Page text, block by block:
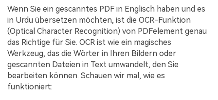
Wenn Sie ein gescanntes PDF in Englisch haben und es
in Urdu übersetzen möchten, ist die OCR-Funktion
(Optical Character Recognition) von PDFelement genau
das Richtige für Sie. OCR ist wie ein magisches
Werkzeug, das die Wörter in Ihren Bildern oder
gescannten Dateien in Text umwandelt, den Sie
bearbeiten können. Schauen wir mal, wie es
funktioniert: